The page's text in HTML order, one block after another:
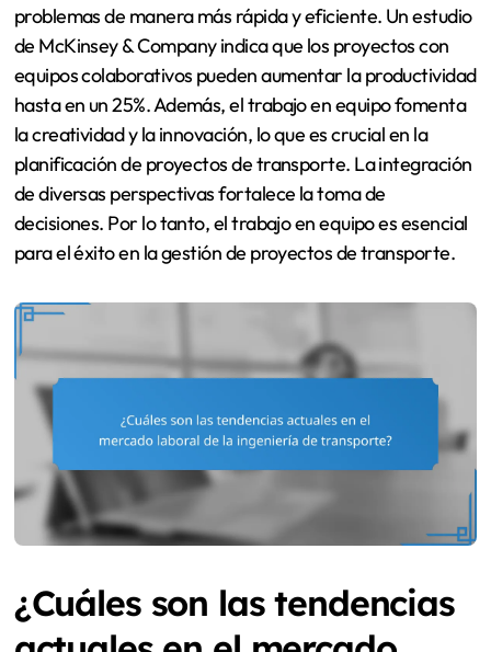
problemas de manera más rápida y eficiente. Un estudio
de McKinsey & Company indica que los proyectos con
equipos colaborativos pueden aumentar la productividad
hasta en un 25%. Además, el trabajo en equipo fomenta
la creatividad y la innovación, lo que es crucial en la
planificación de proyectos de transporte. La integración
de diversas perspectivas fortalece la toma de
decisiones. Por lo tanto, el trabajo en equipo es esencial
para el éxito en la gestión de proyectos de transporte.
¿Cuáles son las tendencias